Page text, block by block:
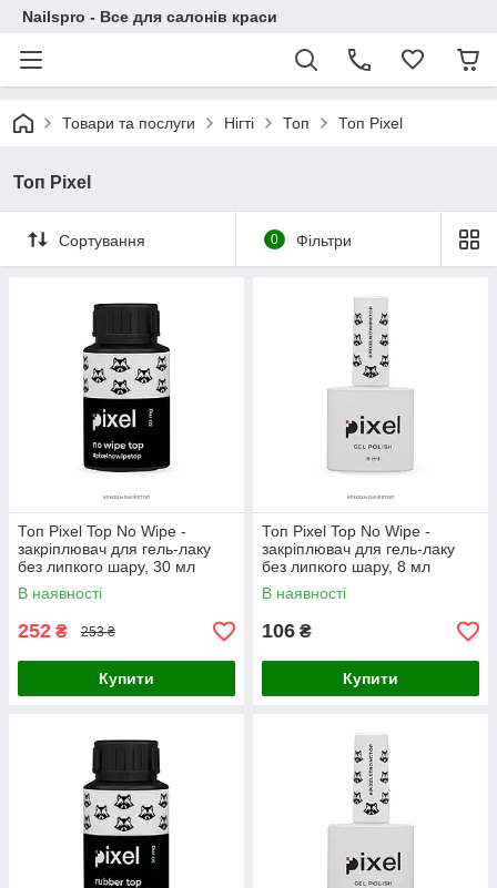
Nailspro - Все для салонів краси
Товари та послуги Нігті Топ Топ Pixel
Топ Pixel
Сортування 0 Фільтри
Топ Pixel Top No Wipe -
закріплювач для гель-лаку
без липкого шару, 30 мл
В наявності
252 ₴ 253 ₴
Купити
Топ Pixel Top No Wipe -
закріплювач для гель-лаку
без липкого шару, 8 мл
В наявності
106 ₴
Купити